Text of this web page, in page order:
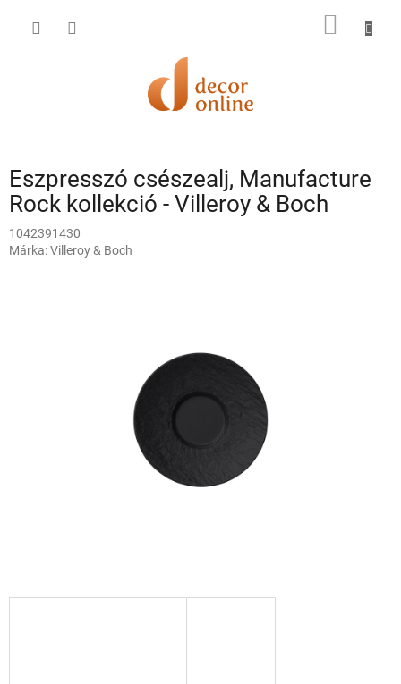
KOSÁR
Eszpresszó csészealj, Manufacture
Rock kollekció - Villeroy & Boch
1042391430
Márka:Villeroy & Boch